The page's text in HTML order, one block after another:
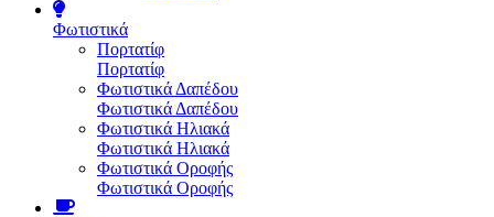
Φωτιστικά
Πορτατίφ
Πορτατίφ
Φωτιστικά Δαπέδου
Φωτιστικά Δαπέδου
Φωτιστικά Ηλιακά
Φωτιστικά Ηλιακά
Φωτιστικά Οροφής
Φωτιστικά Οροφής